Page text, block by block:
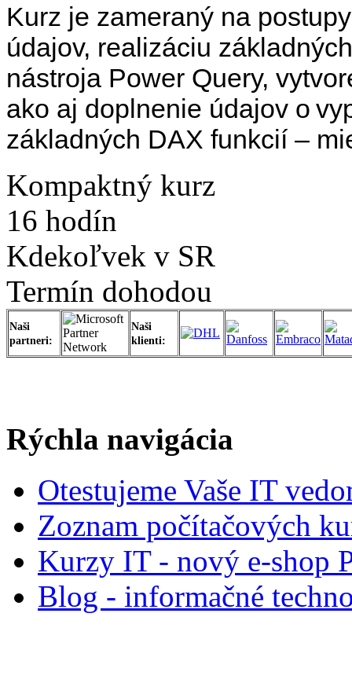
Kurz je zameraný na
údajov, realizáciu
nástroja Power Query,
ako aj doplnenie údajov o
základných DAX funkcií –
Kompaktný kurz
16 hodín
Kdekoľvek v SR
Termín dohodou
Naši
partneri:
Naši
klienti:
Rýchla navigácia
Otestujeme Vaše IT
Zoznam počítačových
Kurzy IT - nový e-shop
Blog - informačné